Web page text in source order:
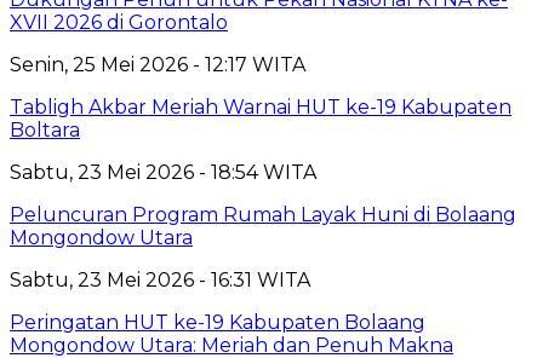
XVII 2026 di Gorontalo
Senin, 25 Mei 2026 - 12:17 WITA
Tabligh Akbar Meriah Warnai HUT ke-19 Kabupaten
Boltara
Sabtu, 23 Mei 2026 - 18:54 WITA
Peluncuran Program Rumah Layak Huni di Bolaang
Mongondow Utara
Sabtu, 23 Mei 2026 - 16:31 WITA
Peringatan HUT ke-19 Kabupaten Bolaang
Mongondow Utara: Meriah dan Penuh Makna